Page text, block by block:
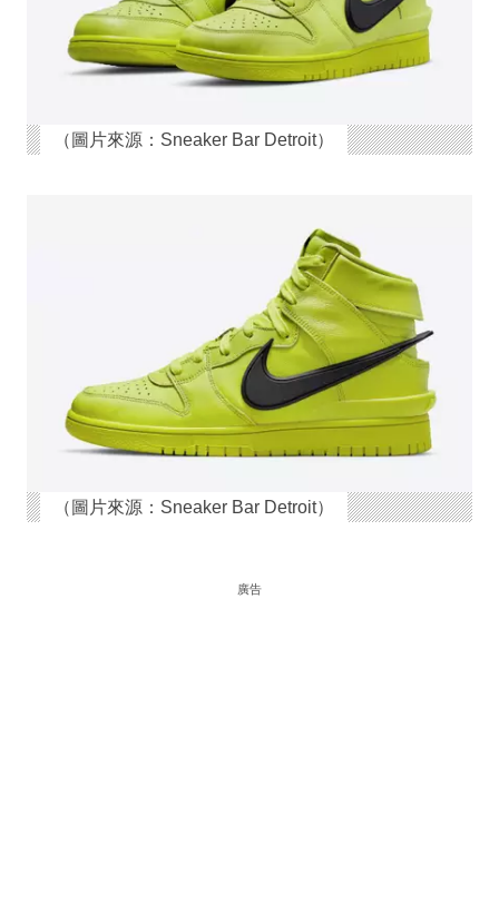
（圖片來源：Sneaker Bar Detroit）
（圖片來源：Sneaker Bar Detroit）
廣告